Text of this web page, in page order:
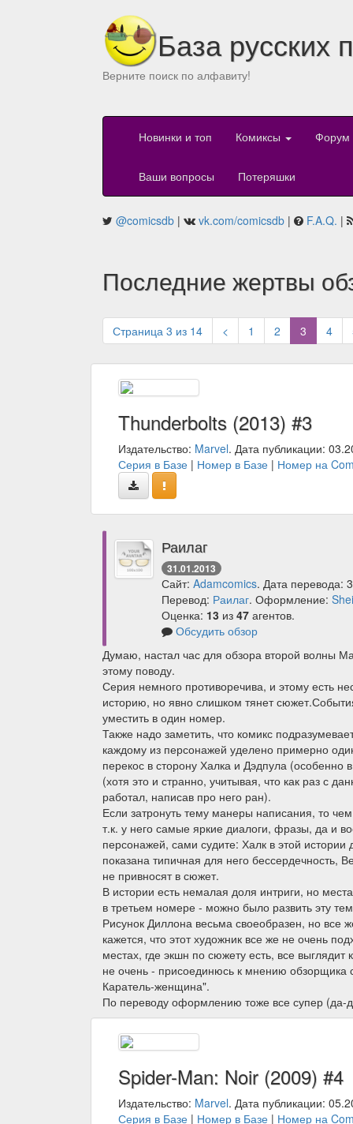
База русских
Верните поиск по алфавиту!
Новинки и топ Комиксы Форум
Ваши вопросы Потеряшки
@comicsdb | vk.com/comicsdb | F.A.Q. |
Последние жертвы
Страница 3 из 14 < 1 2 3 (current)
4
Thunderbolts (2013) #3
Издательство: Marvel. Дата публикации:
Серия в Базе | Номер в Базе | Номер на
Раилаг
31.01.2013
Сайт: Adamcomics. Дата перевода:
Перевод: Раилаг. Оформление:
Оценка: 13 из 47 агентов.
Обсудить обзор
Думаю, настал час для обзора второй волны
этому поводу.
Серия немного противоречива, и этому есть
историю, но явно слишком тянет
уместить в один номер.
Также надо заметить, что комикс
каждому из персонажей уделено примерно
перекос в сторону Халка и Дэдпула
(хотя это и странно, учитывая, что как раз с
работал, написав про него ран).
Если затронуть тему манеры написания, то
т.к. у него самые яркие диалоги, фразы, да и
персонажей, сами судите: Халк в этой
показана типичная для него бессердечность,
не привносят в сюжет.
В истории есть немалая доля интриги, но
в третьем номере - можно было развить эту
Рисунок Диллона весьма своеобразен, но все
кажется, что этот художник все же не очень
местах, где экшн по сюжету есть, все
не очень - присоединюсь к мнению обзорщика
Каратель-женщина".
По переводу оформлению тоже все супер (да-
Spider-Man: Noir (2009) #4
Издательство: Marvel. Дата публикации:
Серия в Базе | Номер в Базе | Номер на